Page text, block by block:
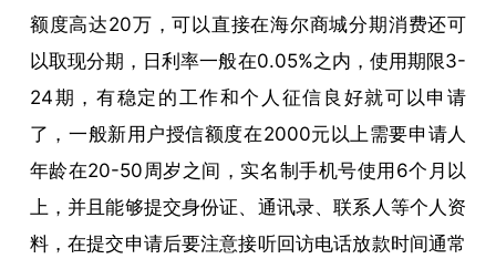
额度高达20万，可以直接在海尔商城分期消费还可
以取现分期，日利率一般在0.05%之内，使用期限3-
24期，有稳定的工作和个人征信良好就可以申请
了，一般新用户授信额度在2000元以上需要申请人
年龄在20-50周岁之间，实名制手机号使用6个月以
上，并且能够提交身份证、通讯录、联系人等个人资
料，在提交申请后要注意接听回访电话放款时间通常